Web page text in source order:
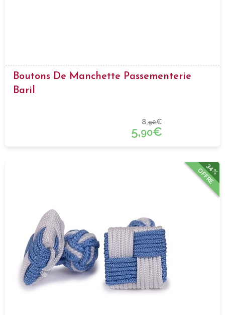
Boutons De Manchette Passementerie
Baril
8,90€
5,90€
34%
OFFRE